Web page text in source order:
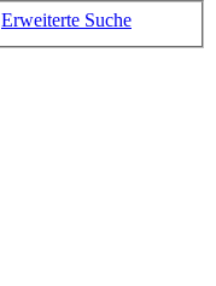
Erweiterte Suche